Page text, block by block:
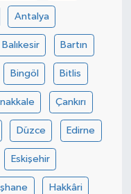
Antalya
Balıkesir Bartın
Bingöl Bitlis
Çankırı
Düzce Edirne
Eskişehir
Hakkâri